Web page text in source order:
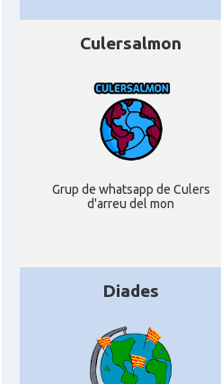
Culersalmon
Grup de whatsapp de Culers
d'arreu del mon
Diades